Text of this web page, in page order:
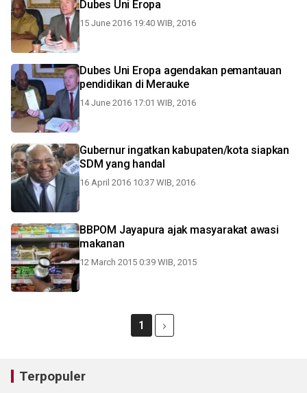
Dubes Uni Eropa
15 June 2016 19:40 WIB, 2016
Dubes Uni Eropa agendakan pemantauan
pendidikan di Merauke
14 June 2016 17:01 WIB, 2016
Gubernur ingatkan kabupaten/kota siapkan
SDM yang handal
16 April 2016 10:37 WIB, 2016
BBPOM Jayapura ajak masyarakat awasi
makanan
12 March 2015 0:39 WIB, 2015
1
Terpopuler